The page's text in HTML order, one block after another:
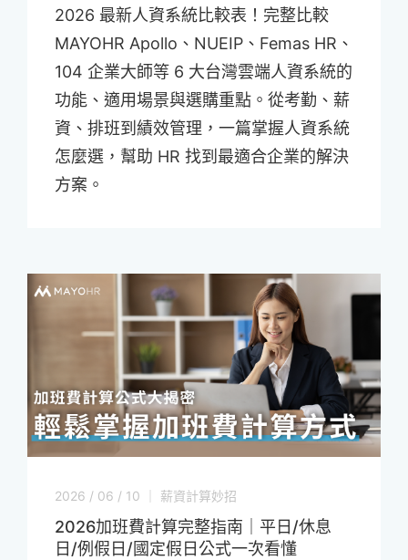
2026 最新人資系統比較表！完整比較
MAYOHR Apollo、NUEIP、Femas HR、
104 企業大師等 6 大台灣雲端人資系統的
功能、適用場景與選購重點。從考勤、薪
資、排班到績效管理，一篇掌握人資系統
怎麼選，幫助 HR 找到最適合企業的解決
方案。
2026 / 06 / 10 ｜ 薪資計算妙招
2026加班費計算完整指南｜平日/休息
日/例假日/國定假日公式一次看懂